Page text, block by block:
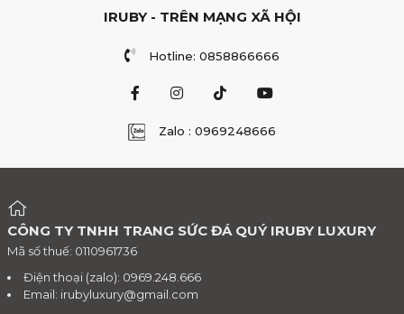
IRUBY - TRÊN MẠNG XÃ HỘI
Hotline: 0858866666
Zalo : 0969248666
CÔNG TY TNHH TRANG SỨC ĐÁ QUÝ IRUBY LUXURY
Mã số thuế: 0110961736
Điện thoại (zalo): 0969.248.666
Email: irubyluxury@gmail.com